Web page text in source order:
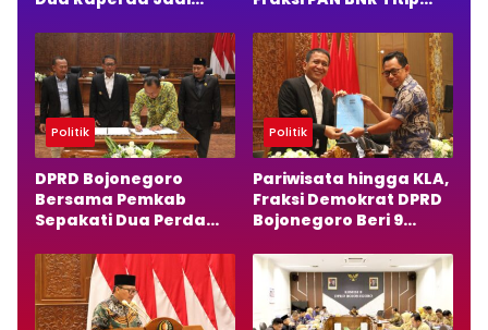
Politik
DPRD Bojonegoro
Bersama Pemkab
Sepakati Dua Perda
Pariwisata
Politik
Pariwisata hingga KLA,
Fraksi Demokrat DPRD
Bojonegoro Beri 9